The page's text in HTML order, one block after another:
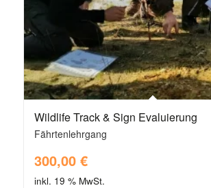
Wildlife Track & Sign Evaluierung
Fährtenlehrgang
300,00 €
inkl. 19 % MwSt.